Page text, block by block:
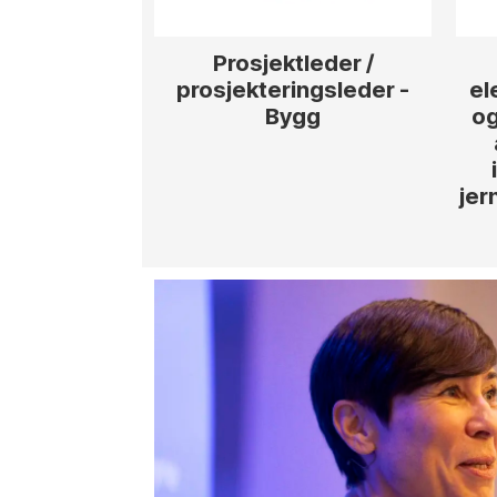
Prosjektleder /
prosjekteringsleder -
Bygg